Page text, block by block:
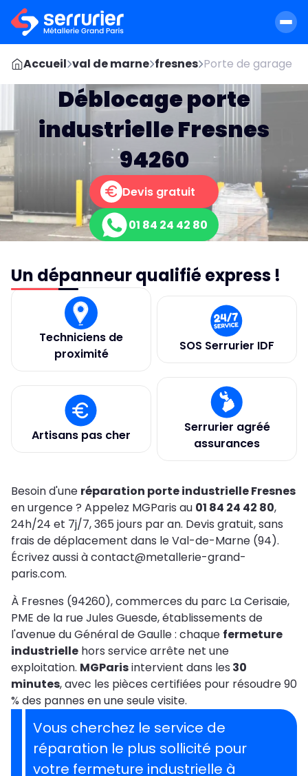
Accueil val de marne fresnes Porte de garage
Déblocage porte
industrielle Fresnes
94260
Devis gratuit
01 84 24 42 80
Un dépanneur qualifié express !
Techniciens de
proximité
SOS Serrurier IDF
Artisans pas cher
Serrurier agréé
assurances
Besoin d'une réparation porte industrielle Fresnes
en urgence ? Appelez MGParis au 01 84 24 42 80,
24h/24 et 7j/7, 365 jours par an. Devis gratuit, sans
frais de déplacement dans le Val-de-Marne (94).
Écrivez aussi à contact@metallerie-grand-
paris.com.
À Fresnes (94260), commerces du parc La Cerisaie,
PME de la rue Jules Guesde, établissements de
l'avenue du Général de Gaulle : chaque fermeture
industrielle hors service arrête net une
exploitation. MGParisintervient dans les 30
minutes, avec les pièces certifiées pour résoudre 90
% des pannes en une seule visite.
Vous cherchez le service de
réparation le plus sollicité pour
votre fermeture industrielle à